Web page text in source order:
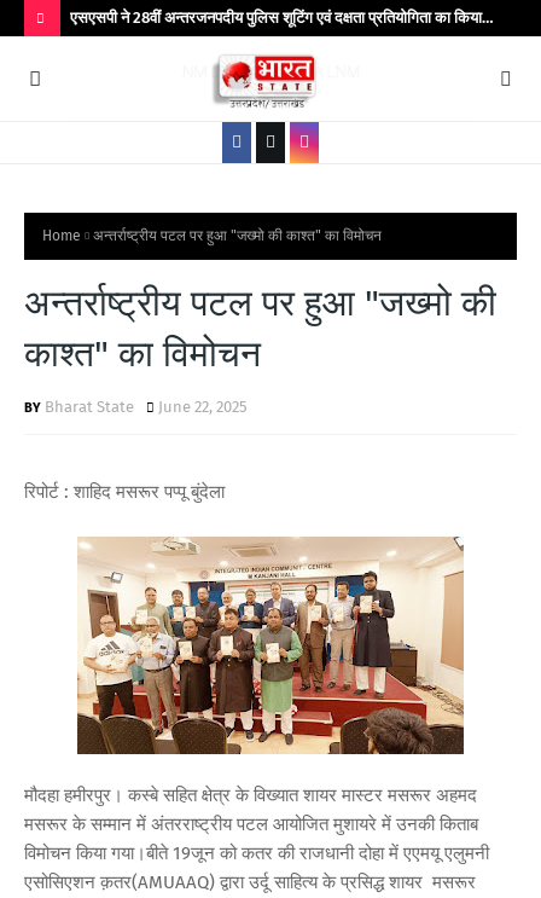
O
S
से
एसएसपी ने 28वीं अन्तरजनपदीय पुलिस शूटिंग एवं दक्षता प्रतियोगिता का किया
Home अन्तर्राष्ट्रीय पटल पर हुआ "जख्मो की काश्त" का विमोचन
अन्तर्राष्ट्रीय पटल पर हुआ "जख्मो की
काश्त" का विमोचन
Bharat State June 22, 2025
रिपोर्ट : शाहिद मसरूर पप्पू बुंदेला
मौदहा हमीरपुर। कस्बे सहित क्षेत्र के विख्यात शायर मास्टर मसरूर अहमद
मसरूर के सम्मान में अंतरराष्ट्रीय पटल आयोजित मुशायरे में उनकी किताब
विमोचन किया गया।बीते 19जून को कतर की राजधानी दोहा में एएमयू एलुमनी
एसोसिएशन क़तर(AMUAAQ) द्वारा उर्दू साहित्य के प्रसिद्ध शायर मसरूर